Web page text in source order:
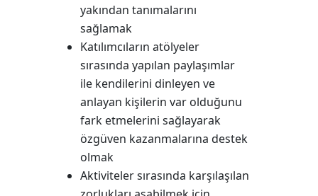
yakından tanımalarını
sağlamak
Katılımcıların atölyeler
sırasında yapılan paylaşımlar
ile kendilerini dinleyen ve
anlayan kişilerin var olduğunu
fark etmelerini sağlayarak
özgüven kazanmalarına destek
olmak
Aktiviteler sırasında karşılaşılan